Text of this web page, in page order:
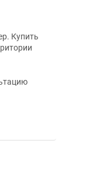
Купить